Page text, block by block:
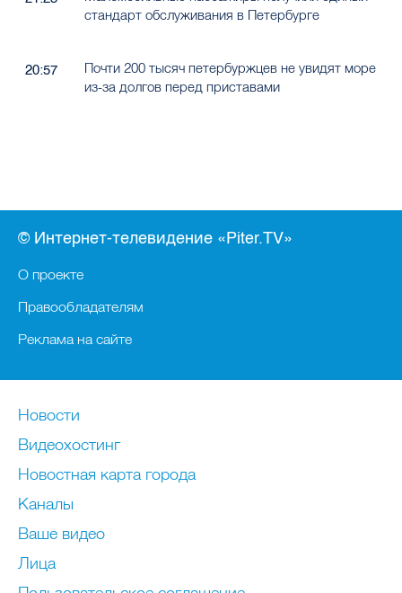
стандарт обслуживания в Петербурге
20:57
Почти 200 тысяч петербуржцев не увидят море
из-за долгов перед приставами
© Интернет-телевидение «Piter.TV»
О проекте
Правообладателям
Реклама на сайте
Новости
Видеохостинг
Новостная карта города
Каналы
Ваше видео
Лица